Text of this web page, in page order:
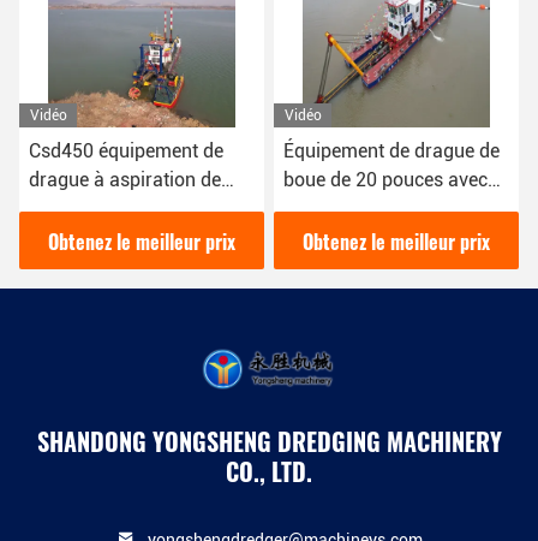
Vidéo
Csd450 équipement de
drague à aspiration de
sable personnalisé
Obtenez le meilleur prix
Vidéo
Équipement de drague de
boue de 20 pouces avec
une capacité solide de 760
Cbm/h
Obtenez le meilleur prix
SHANDONG YONGSHENG DREDGING MACHINERY
CO., LTD.